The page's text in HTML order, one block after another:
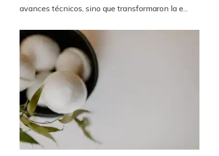
avances técnicos, sino que transformaron la e...